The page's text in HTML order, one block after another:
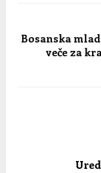
Bosanska
veče za